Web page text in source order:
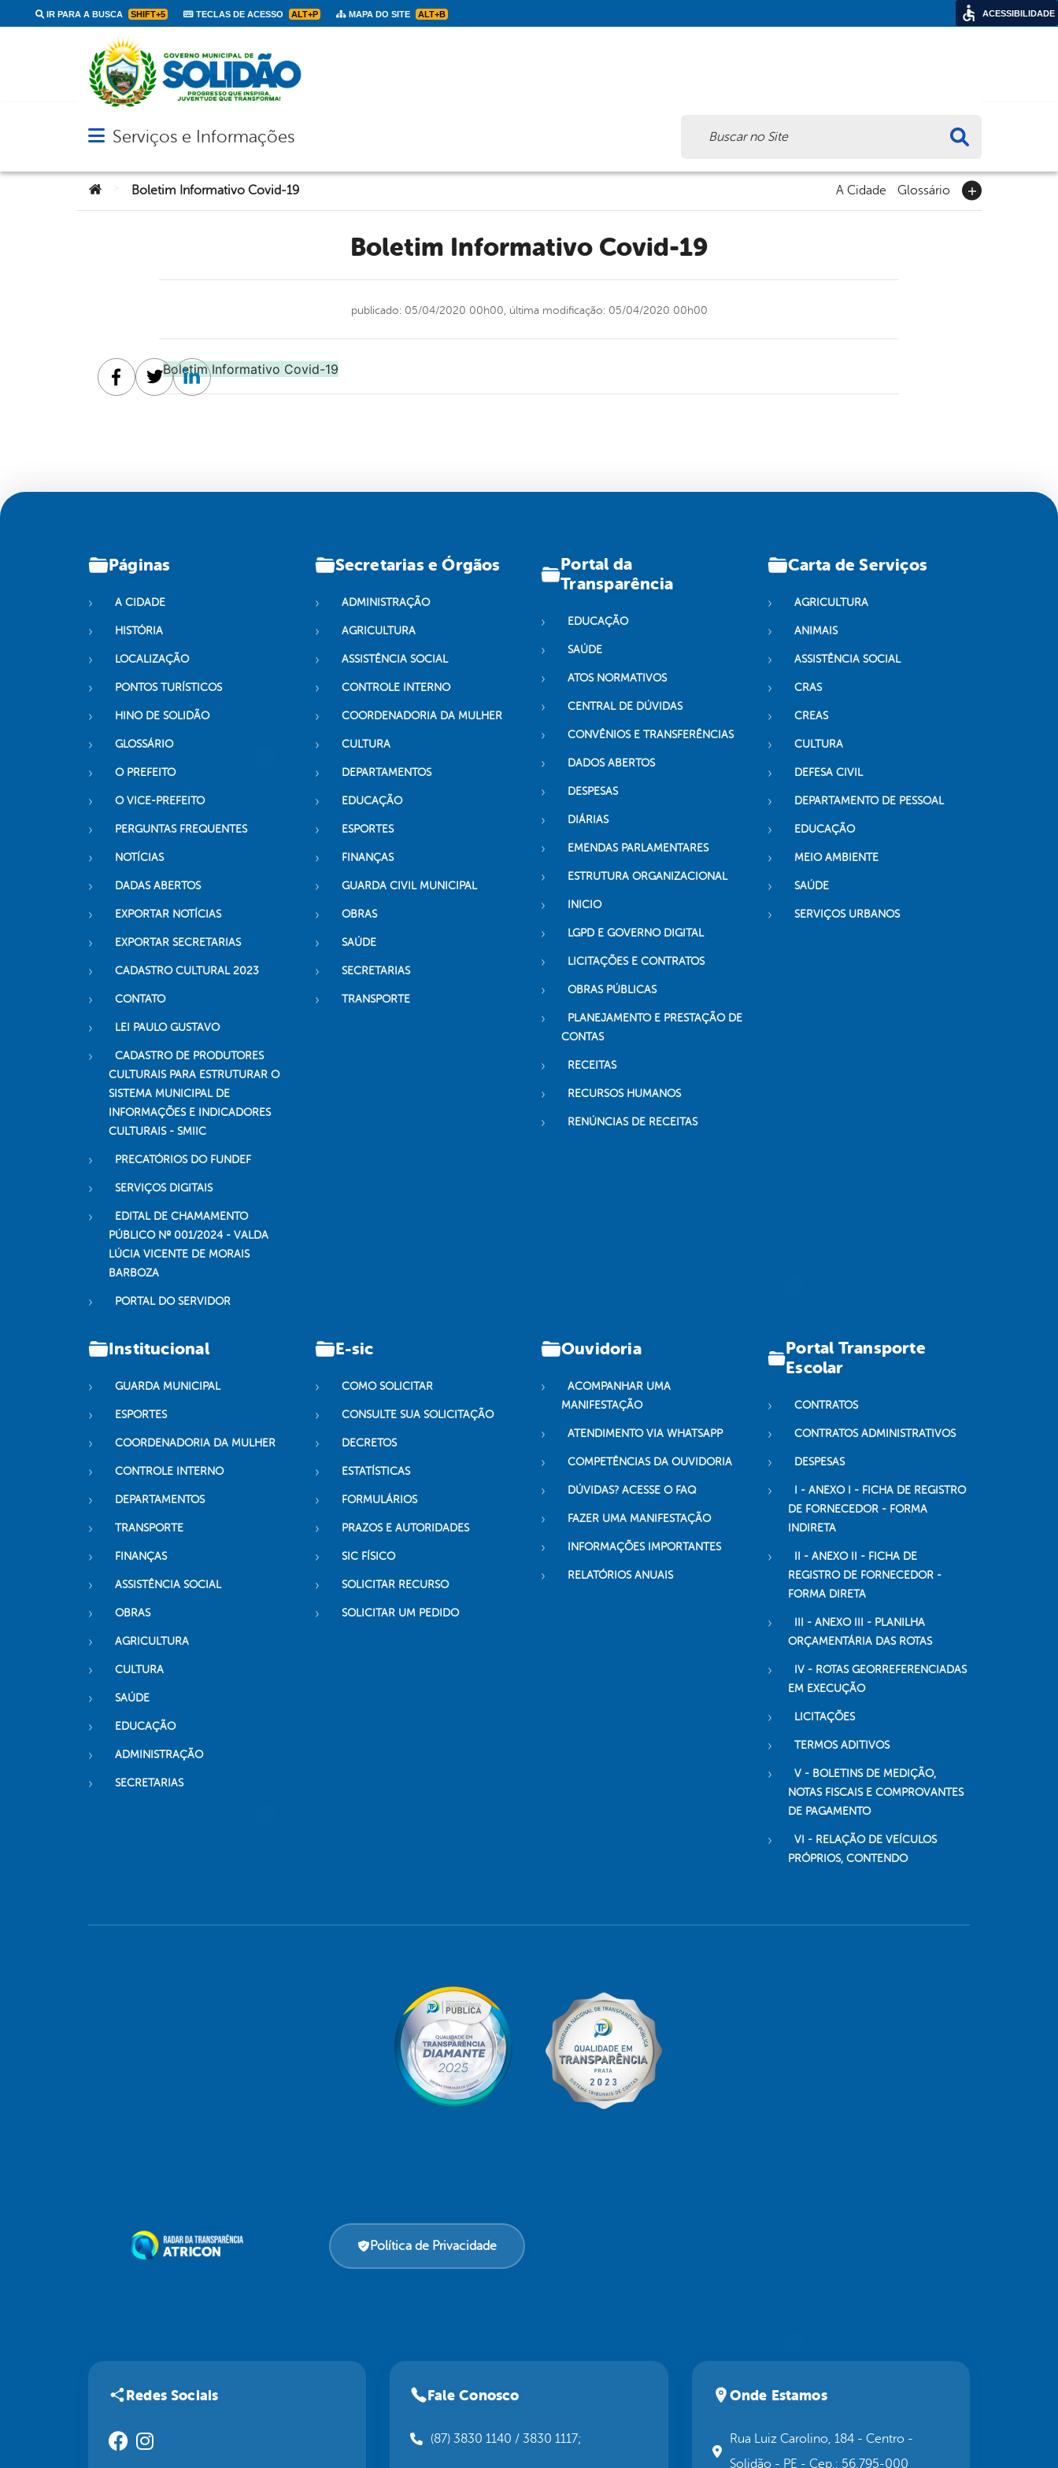
IR PARA A BUSCA SHIFT+5 TECLAS DE ACESSO ALT+P MAPA DO SITE ALT+B
Abrir menu principal de navegação
Serviços e Informações
Você está aqui:Boletim Informativo Covid-19 A Cidade Glossário
Boletim Informativo Covid-19
publicado: 05/04/2020 00h00, última modificação: 05/04/2020 00h00
Boletim Informativo Covid-19
Facebook
TwitterLinkedin
Páginas
A CIDADE
HISTÓRIA
LOCALIZAÇÃO
PONTOS TURÍSTICOS
HINO DE SOLIDÃO
GLOSSÁRIO
O PREFEITO
O VICE-PREFEITO
PERGUNTAS FREQUENTES
NOTÍCIAS
DADAS ABERTOS
EXPORTAR NOTÍCIAS
EXPORTAR SECRETARIAS
CADASTRO CULTURAL 2023
CONTATO
LEI PAULO GUSTAVO
CADASTRO DE PRODUTORES
CULTURAIS PARA ESTRUTURAR O
SISTEMA MUNICIPAL DE
INFORMAÇÕES E INDICADORES
CULTURAIS - SMIIC
PRECATÓRIOS DO FUNDEF
SERVIÇOS DIGITAIS
EDITAL DE CHAMAMENTO
PÚBLICO Nº 001/2024 - VALDA
LÚCIA VICENTE DE MORAIS
BARBOZA
PORTAL DO SERVIDOR
Secretarias e Órgãos
ADMINISTRAÇÃO
AGRICULTURA
ASSISTÊNCIA SOCIAL
CONTROLE INTERNO
COORDENADORIA DA MULHER
CULTURA
DEPARTAMENTOS
EDUCAÇÃO
ESPORTES
FINANÇAS
GUARDA CIVIL MUNICIPAL
OBRAS
SAÚDE
SECRETARIAS
TRANSPORTE
Portal da
Transparência
EDUCAÇÃO
SAÚDE
ATOS NORMATIVOS
CENTRAL DE DÚVIDAS
CONVÊNIOS E TRANSFERÊNCIAS
DADOS ABERTOS
DESPESAS
DIÁRIAS
EMENDAS PARLAMENTARES
ESTRUTURA ORGANIZACIONAL
INICIO
LGPD E GOVERNO DIGITAL
LICITAÇÕES E CONTRATOS
OBRAS PÚBLICAS
PLANEJAMENTO E PRESTAÇÃO DE
CONTAS
RECEITAS
RECURSOS HUMANOS
RENÚNCIAS DE RECEITAS
Carta de Serviços
AGRICULTURA
ANIMAIS
ASSISTÊNCIA SOCIAL
CRAS
CREAS
CULTURA
DEFESA CIVIL
DEPARTAMENTO DE PESSOAL
EDUCAÇÃO
MEIO AMBIENTE
SAÚDE
SERVIÇOS URBANOS
Institucional
GUARDA MUNICIPAL
ESPORTES
COORDENADORIA DA MULHER
CONTROLE INTERNO
DEPARTAMENTOS
TRANSPORTE
FINANÇAS
ASSISTÊNCIA SOCIAL
OBRAS
AGRICULTURA
CULTURA
SAÚDE
EDUCAÇÃO
ADMINISTRAÇÃO
SECRETARIAS
E-sic
COMO SOLICITAR
CONSULTE SUA SOLICITAÇÃO
DECRETOS
ESTATÍSTICAS
FORMULÁRIOS
PRAZOS E AUTORIDADES
SIC FÍSICO
SOLICITAR RECURSO
SOLICITAR UM PEDIDO
Ouvidoria
ACOMPANHAR UMA
MANIFESTAÇÃO
ATENDIMENTO VIA WHATSAPP
COMPETÊNCIAS DA OUVIDORIA
DÚVIDAS? ACESSE O FAQ
FAZER UMA MANIFESTAÇÃO
INFORMAÇÕES IMPORTANTES
RELATÓRIOS ANUAIS
Portal Transporte
Escolar
CONTRATOS
CONTRATOS ADMINISTRATIVOS
DESPESAS
I - ANEXO I - FICHA DE REGISTRO
DE FORNECEDOR - FORMA
INDIRETA
II - ANEXO II - FICHA DE
REGISTRO DE FORNECEDOR -
FORMA DIRETA
III - ANEXO III - PLANILHA
ORÇAMENTÁRIA DAS ROTAS
IV - ROTAS GEORREFERENCIADAS
EM EXECUÇÃO
LICITAÇÕES
TERMOS ADITIVOS
V - BOLETINS DE MEDIÇÃO,
NOTAS FISCAIS E COMPROVANTES
DE PAGAMENTO
VI - RELAÇÃO DE VEÍCULOS
PRÓPRIOS, CONTENDO
Política de Privacidade
Redes Sociais Fale Conosco
(87) 3830 1140 / 3830 1117;
Onde Estamos
Rua Luiz Carolino, 184 - Centro -
Solidão - PE - Cep.: 56.795-000
ACESSIBILIDADE